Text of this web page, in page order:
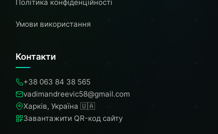
Політика конфіденційності
Умови використання
Контакти
+38 063 84 38 565
vadimandreevic58@gmail.com
Харків, Україна 🇺🇦
Завантажити QR-код сайту